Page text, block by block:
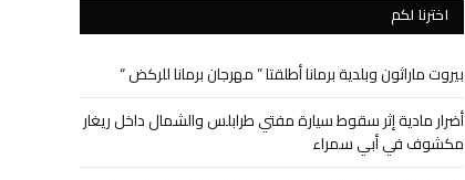
اخترنا لكم
بيروت ماراثون وبلدية برمانا أطلقتا ” مهرجان برمانا للركض “
أضرار مادية إثر سقوط سيارة مفتي طرابلس والشمال داخل ريغار
مكشوف في أبي سمراء